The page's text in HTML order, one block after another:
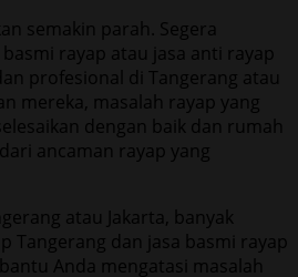
semakin parah. Segera
rayap atau jasa anti rayap
profesional di Tangerang atau
mereka, masalah rayap yang
dengan baik dan rumah
ancaman rayap yang
atau Jakarta, banyak
Tangerang dan jasa basmi rayap
Anda mengatasi masalah